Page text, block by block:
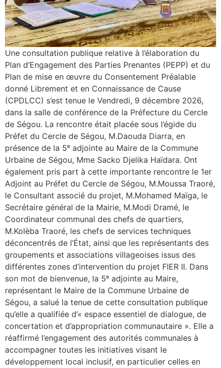
Une consultation publique relative à l’élaboration du
Plan d’Engagement des Parties Prenantes (PEPP) et du
Plan de mise en œuvre du Consentement Préalable
donné Librement et en Connaissance de Cause
(CPDLCC) s’est tenue le Vendredi, 9 décembre 2026,
dans la salle de conférence de la Préfecture du Cercle
de Ségou. La rencontre était placée sous l’égide du
Préfet du Cercle de Ségou, M.Daouda Diarra, en
présence de la 5ᵉ adjointe au Maire de la Commune
Urbaine de Ségou, Mme Sacko Djelika Haïdara. Ont
également pris part à cette importante rencontre le 1er
Adjoint au Préfet du Cercle de Ségou, M.Moussa Traoré,
le Consultant associé du projet, M.Mohamed Maïga, le
Secrétaire général de la Mairie, M.Modi Dramé, le
Coordinateur communal des chefs de quartiers,
M.Kolèba Traoré, les chefs de services techniques
déconcentrés de l’État, ainsi que les représentants des
groupements et associations villageoises issus des
différentes zones d’intervention du projet FIER II. Dans
son mot de bienvenue, la 5ᵉ adjointe au Maire,
représentant le Maire de la Commune Urbaine de
Ségou, a salué la tenue de cette consultation publique
qu’elle a qualifiée d’« espace essentiel de dialogue, de
concertation et d’appropriation communautaire ». Elle a
réaffirmé l’engagement des autorités communales à
accompagner toutes les initiatives visant le
développement local inclusif, en particulier celles en